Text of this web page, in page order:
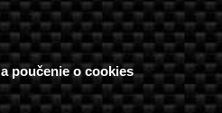
poučenie o cookies